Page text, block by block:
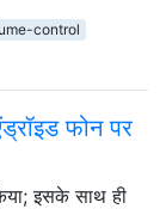
control
फोन पर
इसके साथ ही